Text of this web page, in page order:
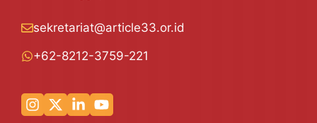
sekretariat@article33.or.id
+62-8212-3759-221